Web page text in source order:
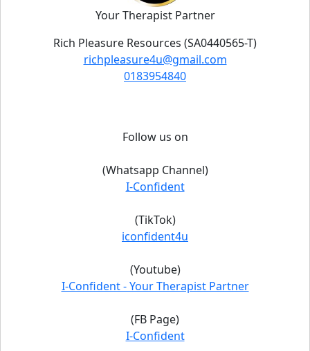
Your Therapist Partner
Rich Pleasure Resources (SA0440565-T)
richpleasure4u@gmail.com
0183954840
Follow us on
(Whatsapp Channel)
I-Confident
(TikTok)
iconfident4u
(Youtube)
I-Confident - Your Therapist Partner
(FB Page)
I-Confident